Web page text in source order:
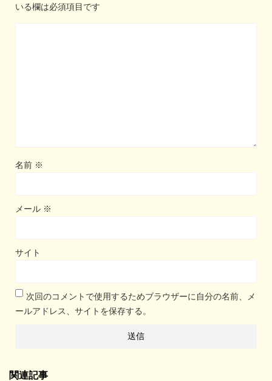
いる欄は必須項目です
名前 ※
メール ※
サイト
次回のコメントで使用するためブラウザーに自分の名前、メ
ールアドレス、サイトを保存する。
関連記事